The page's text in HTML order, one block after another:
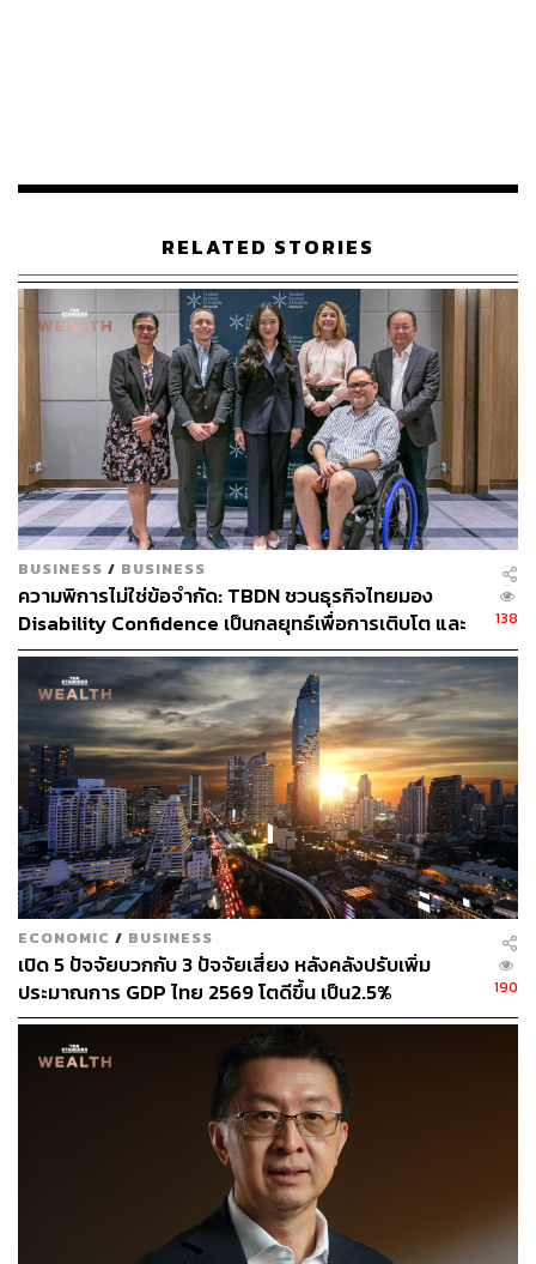
สามารถติดตาม THE STANDARD WEALTH
TAGS: หนี้รัฐบาล หนี้เอกชน GDP ไทย
GDP
หนี้ครัวเรือน
หนี้
สถาบันการเงินระหว่างประเทศ (IIF)
9.3K
ABOUT THE AUTHOR
วาราดา ทองจำนงค์
Content Creator สำนักข่าว THE
STANDARD WEALTH
RELATED STORIES
BUSINESS / BUSINESS
ความพิการไม่ใช่ข้อจำกัด: TBDN ชวนธุรกิจไทยมอง
Disability Confidence เป็นกลยุทธ์เพื่อการเติบโต และ
อนาคตแรงงานไทย
138
ECONOMIC / BUSINESS
เปิด 5 ปัจจัยบวกกับ 3 ปัจจัยเสี่ยง หลังคลังปรับเพิ่ม
ประมาณการ GDP ไทย 2569 โตดีขึ้น เป็น2.5%
190